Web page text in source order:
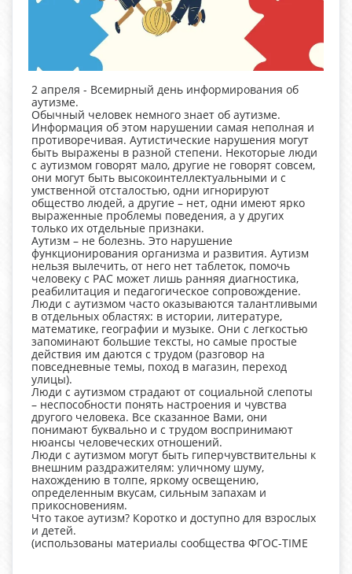
2 апреля - Всемирный день информирования об
аутизме.
Обычный человек немного знает об аутизме.
Информация об этом нарушении самая неполная и
противоречивая. Аутистические нарушения могут
быть выражены в разной степени. Некоторые люди
с аутизмом говорят мало, другие не говорят совсем,
они могут быть высокоинтеллектуальными и с
умственной отсталостью, одни игнорируют
общество людей, а другие – нет, одни имеют ярко
выраженные проблемы поведения, а у других
только их отдельные признаки.
Аутизм – не болезнь. Это нарушение
функционирования организма и развития. Аутизм
нельзя вылечить, от него нет таблеток, помочь
человеку с РАС может лишь ранняя диагностика,
реабилитация и педагогическое сопровождение.
Люди с аутизмом часто оказываются талантливыми
в отдельных областях: в истории, литературе,
математике, географии и музыке. Они с легкостью
запоминают большие тексты, но самые простые
действия им даются с трудом (разговор на
повседневные темы, поход в магазин, переход
улицы).
Люди с аутизмом страдают от социальной слепоты
– неспособности понять настроения и чувства
другого человека. Все сказанное Вами, они
понимают буквально и с трудом воспринимают
нюансы человеческих отношений.
Люди с аутизмом могут быть гиперчувствительны к
внешним раздражителям: уличному шуму,
нахождению в толпе, яркому освещению,
определенным вкусам, сильным запахам и
прикосновениям.
Что такое аутизм? Коротко и доступно для взрослых
и детей.
(использованы материалы сообщества ФГОС-TIME